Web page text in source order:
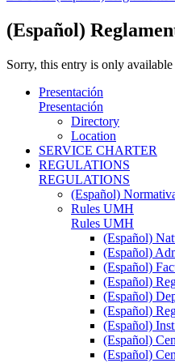
(Español)
Sorry, this entry is only available
Presentación
Presentación
Directory
Location
SERVICE CHARTER
REGULATIONS
REGULATIONS
(Español)
Rules UMH
Rules UMH
(Español)
(Español)
(Español)
(Español)
(Español)
(Español)
(Español)
(Español)
(Español)